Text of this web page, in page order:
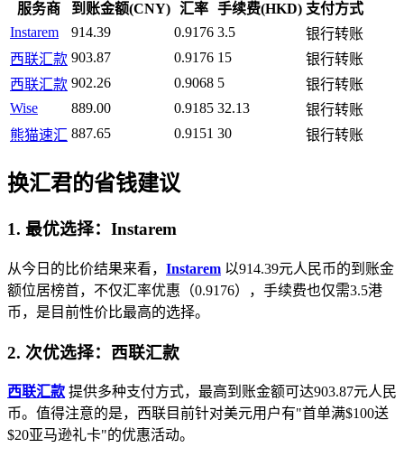
服务商 到账金额(CNY) 汇率 手续费(HKD) 支付方式
Instarem
914.39 0.9176 3.5
银行转账
西联汇款 903.87 0.9176 15
银行转账
西联汇款 902.26 0.9068 5
银行转账
Wise
889.00 0.9185 32.13
银行转账
熊猫速汇 887.65 0.9151 30 银行转账
换汇君的省钱建议
1. 最优选择：Instarem
从今日的比价结果来看， Instarem 以914.39元人民币的到账金
额位居榜首，不仅汇率优惠（0.9176），手续费也仅需3.5港
币，是目前性价比最高的选择。
2. 次优选择：西联汇款
西联汇款 提供多种支付方式，最高到账金额可达903.87元人民
币。值得注意的是，西联目前针对美元用户有"首单满$100送
$20亚马逊礼卡"的优惠活动。